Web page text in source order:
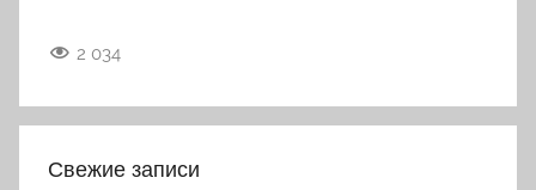
2 034
Свежие записи